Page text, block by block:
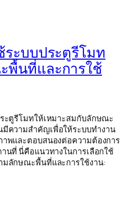
ระบบประตูรีโมท
พื้นที่และการใช้
ะตูรีโมทให้เหมาะสมกับลักษณะ
ความสำคัญเพื่อให้ระบบทำงาน
พและตอบสนองต่อความต้องการ
นที่ นี่คือแนวทางในการเลือกใช้
มลักษณะพื้นที่และการใช้งาน: